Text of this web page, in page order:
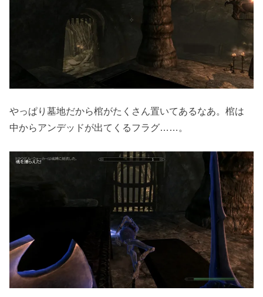
やっぱり墓地だから棺がたくさん置いてあるなあ。棺は
中からアンデッドが出てくるフラグ……。